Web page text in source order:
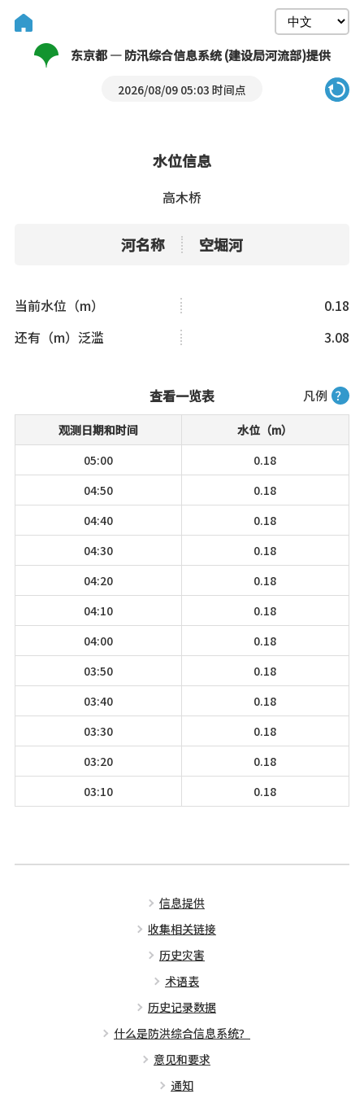
东京都 — 防汛综合信息系统 (建设局河流部)提供
2026/08/09 05:03 时间点
水位信息
高木桥
河名称 空堀河
当前水位（m）
0.18
还有（m）泛滥
3.08
凡例 ？
查看一览表
观测日期和时间
水位（m）
05:00
0.18
04:50
0.18
04:40
0.18
04:30
0.18
04:20
0.18
04:10
0.18
04:00
0.18
03:50
0.18
03:40
0.18
03:30
0.18
03:20
0.18
03:10
0.18
信息提供
收集相关链接
历史灾害
术语表
历史记录数据
什么是防洪综合信息系统？
意见和要求
通知